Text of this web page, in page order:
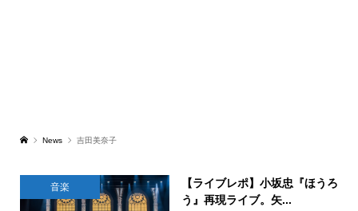
News 吉田美奈子
音楽
【ライブレポ】小坂忠『ほうろ
う』再現ライブ。矢...